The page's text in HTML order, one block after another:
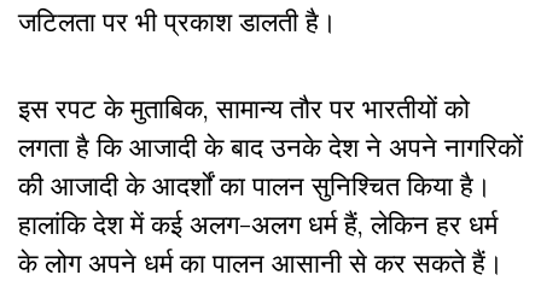
जटिलता पर भी प्रकाश डालती है।
इस रपट के मुताबिक,सामान्य तौर पर भारतीयों को
लगता है कि आजादी के बाद उनके देश ने अपने नागरिकों
की आजादी के आदर्शों का पालन सुनिश्चित किया है।
हालांकि देश में कई अलग-अलग धर्म हैं,लेकिन हर धर्म
के लोग अपने धर्म का पालन आसानी से कर सकते हैं।